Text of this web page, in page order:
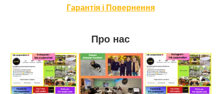
Гарантія і Повернення
Про нас